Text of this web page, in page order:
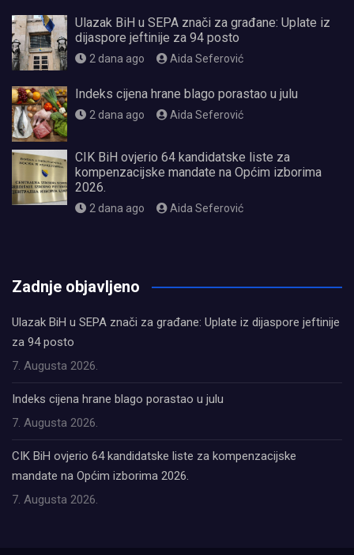
Ulazak BiH u SEPA znači za građane: Uplate iz
dijaspore jeftinije za 94 posto
2 dana ago Aida Seferović
Indeks cijena hrane blago porastao u julu
2 dana ago Aida Seferović
CIK BiH ovjerio 64 kandidatske liste za
kompenzacijske mandate na Općim izborima
2026.
2 dana ago Aida Seferović
Zadnje objavljeno
Ulazak BiH u SEPA znači za građane: Uplate iz dijaspore jeftinije
za 94 posto
7. Augusta 2026.
Indeks cijena hrane blago porastao u julu
7. Augusta 2026.
CIK BiH ovjerio 64 kandidatske liste za kompenzacijske
mandate na Općim izborima 2026.
7. Augusta 2026.